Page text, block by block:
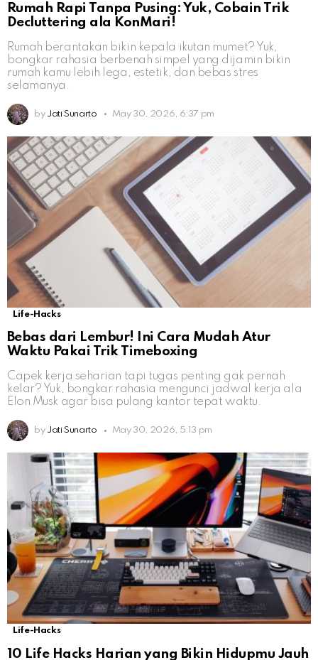
Rumah Rapi Tanpa Pusing: Yuk, Cobain Trik
Decluttering ala KonMari!
Rumah berantakan bikin kepala ikutan mumet? Yuk,
bongkar rahasia berbenah simpel yang dijamin bikin
rumah kamu lebih lega, estetik, dan bebas stres
selamanya.
by Jati Sunarto May 30, 2026, 6:37 pm
Life-Hacks
Bebas dari Lembur! Ini Cara Mudah Atur
Waktu Pakai Trik Timeboxing
Capek kerja seharian tapi tugas penting gak pernah
kelar? Yuk, bongkar rahasia mengunci jadwal kerja ala
Elon Musk agar bisa pulang kantor tepat waktu.
by Jati Sunarto May 30, 2026, 5:13 pm
Life-Hacks
10 Life Hacks Harian yang Bikin Hidupmu Jauh